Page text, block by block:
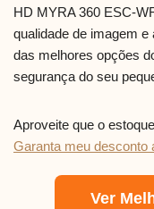
HD MYRA 360 ESC-
qualidade de imagem
das melhores opções
segurança do seu
Aproveite que o
Garanta meu desconto
Ver